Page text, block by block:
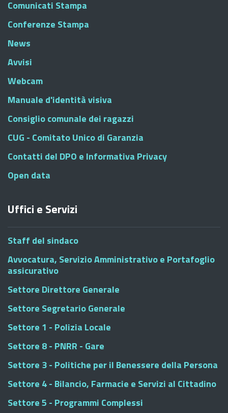
Comunicati Stampa
Conferenze Stampa
News
Avvisi
Webcam
Manuale d'identità visiva
Consiglio comunale dei ragazzi
CUG - Comitato Unico di Garanzia
Contatti del DPO e Informativa Privacy
Open data
Uffici e Servizi
Staff del sindaco
Avvocatura, Servizio Amministrativo e Portafoglio
assicurativo
Settore Direttore Generale
Settore Segretario Generale
Settore 1 - Polizia Locale
Settore 8 - PNRR - Gare
Settore 3 - Politiche per il Benessere della Persona
Settore 4 - Bilancio, Farmacie e Servizi al Cittadino
Settore 5 - Programmi Complessi